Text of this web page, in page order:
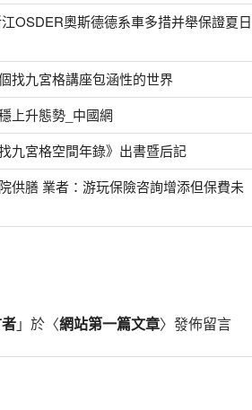
OSDER奧斯德德系車多措并舉保證夏日
找九宮格講座包涵性的世界
上升態勢_中國網
九宮格空間年錄》出書暨后記
供膳 業者：游玩保險咨詢增添但保費未
」於〈網站第一篇文章〉發佈留言